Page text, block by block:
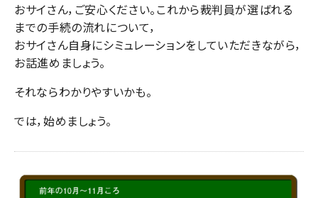
おサイさん，ご安心ください。これから裁判員が選ばれる
までの手続の流れについて，
おサイさん自身にシミュレーションをしていただきながら，
お話進めましょう。
それならわかりやすいかも。
では，始めましょう。